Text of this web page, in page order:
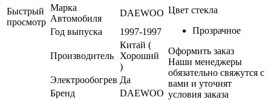
Быстрый
просмотр
Марка
Автомобиля
DAEWOO
Год выпуска
1997-1997
Производитель
Китай (
Хороший
)
Электрообогрев Да
Бренд
DAEWOO
Цвет стекла
Прозрачное
Оформить заказ
Наши менеджеры
обязательно свяжутся с
вами и уточнят
условия заказа